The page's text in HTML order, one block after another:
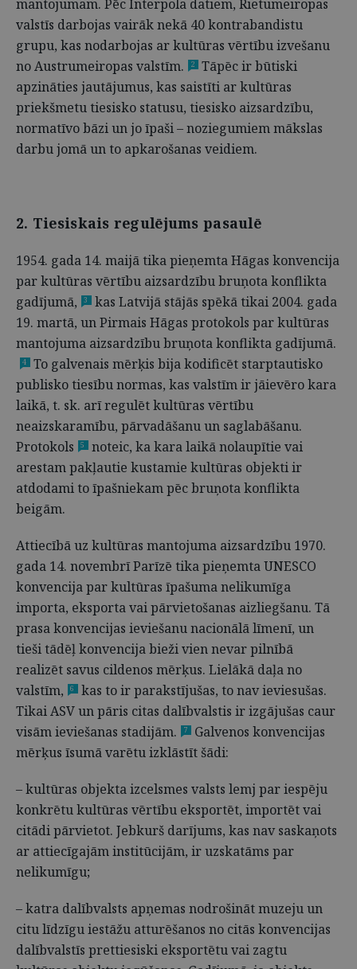
mantojumam. Pēc Interpola datiem, Rietumeiropas
valstīs darbojas vairāk nekā 40 kontrabandistu
grupu, kas nodarbojas ar kultūras vērtību izvešanu
no Austrumeiropas valstīm.
2
Tāpēc ir būtiski
apzināties jautājumus, kas saistīti ar kultūras
priekšmetu tiesisko statusu, tiesisko aizsardzību,
normatīvo bāzi un jo īpaši – noziegumiem mākslas
darbu jomā un to apkarošanas veidiem.
2. Tiesiskais regulējums pasaulē
1954. gada 14. maijā tika pieņemta Hāgas konvencija
par kultūras vērtību aizsardzību bruņota konflikta
gadījumā,
3
kas Latvijā stājās spēkā tikai 2004. gada
19. martā, un Pirmais Hāgas protokols par kultūras
mantojuma aizsardzību bruņota konflikta gadījumā.
4
To galvenais mērķis bija kodificēt starptautisko
publisko tiesību normas, kas valstīm ir jāievēro kara
laikā, t. sk. arī regulēt kultūras vērtību
neaizskaramību, pārvadāšanu un saglabāšanu.
Protokols
5
noteic, ka kara laikā nolaupītie vai
arestam pakļautie kustamie kultūras objekti ir
atdodami to īpašniekam pēc bruņota konflikta
beigām.
Attiecībā uz kultūras mantojuma aizsardzību 1970.
gada 14. novembrī Parīzē tika pieņemta UNESCO
konvencija par kultūras īpašuma nelikumīga
importa, eksporta vai pārvietošanas aizliegšanu. Tā
prasa konvencijas ieviešanu nacionālā līmenī, un
tieši tādēļ konvencija bieži vien nevar pilnībā
realizēt savus cildenos mērķus. Lielākā daļa no
valstīm,
6
kas to ir parakstījušas, to nav ieviesušas.
Tikai ASV un pāris citas dalībvalstis ir izgājušas caur
visām ieviešanas stadijām.
7
Galvenos konvencijas
mērķus īsumā varētu izklāstīt šādi:
– kultūras objekta izcelsmes valsts lemj par iespēju
konkrētu kultūras vērtību eksportēt, importēt vai
citādi pārvietot. Jebkurš darījums, kas nav saskaņots
ar attiecīgajām institūcijām, ir uzskatāms par
nelikumīgu;
– katra dalībvalsts apņemas nodrošināt muzeju un
citu līdzīgu iestāžu atturēšanos no citās konvencijas
dalībvalstīs prettiesiski eksportētu vai zagtu